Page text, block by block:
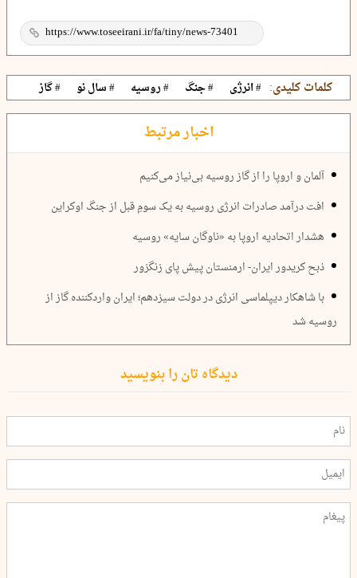
کلمات کلیدی: # انرژی # جنگ # روسیه # سال نو # گاز
اخبار مرتبط
آلمان و اروپا را از گاز روسیه بی‌نیاز می‌کنیم
افت درآمد صادرات انرژی روسیه به یک سومِ قبل از جنگ اوکراین
هشدار اتحادیه اروپا به «ناوگان سایه» روسیه
ذبح کریدور ایران- ارمنستان پیش پای زنگزور
با شاهکار دیپلماسی انرژی در دولت سیزدهم؛ ایران واردکننده گاز از
روسیه شد
دیدگاه تان را بنویسید